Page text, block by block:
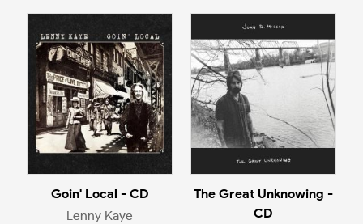
Goin' Local - CD
Lenny Kaye
The Great Unknowing -
CD